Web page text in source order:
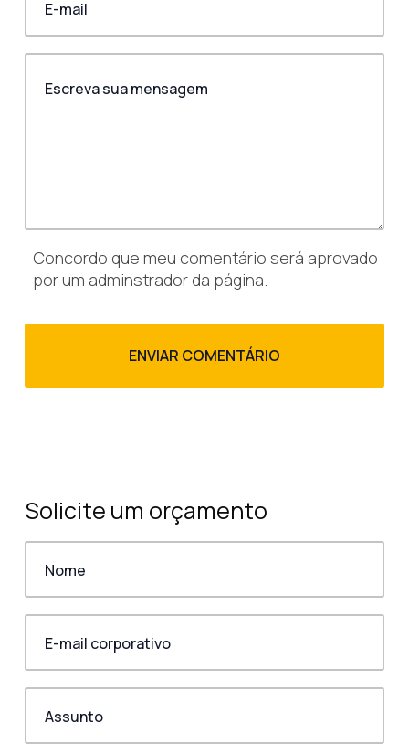
Concordo que meu comentário será aprovado
por um adminstrador da página.
Solicite um orçamento